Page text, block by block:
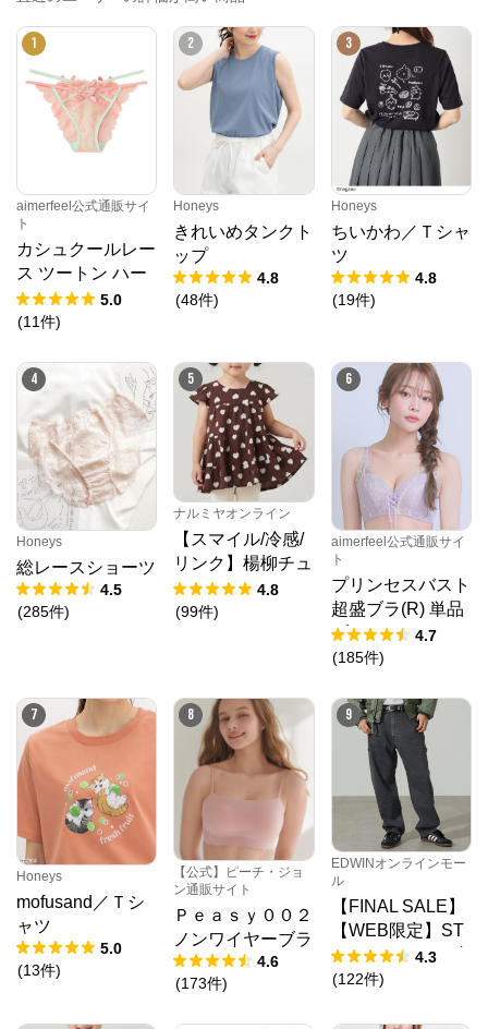
1
aimerfeel公式通販サイ
ト
カシュクールレー
ス ツートン ハー
フバックショーツ
5.0
(11件)
2
Honeys
きれいめタンクト
ップ
4.8
(48件)
3
Honeys
ちいかわ／Ｔシャ
ツ
4.8
(19件)
4
Honeys
総レースショーツ
4.5
(285件)
5
ナルミヤオンライン
【スマイル/冷感/
リンク】楊柳チュ
ニック
4.8
(99件)
6
aimerfeel公式通販サイ
ト
プリンセスバスト
超盛ブラ(R) 単品
ブラジャー4.7
(185件)
7
Honeys
mofusand／Ｔシ
ャツ
5.0
(13件)
8
【公式】ピーチ・ジョ
ン通販サイト
Ｐｅａｓｙ００２
ノンワイヤーブラ
4.6
(173件)
9
EDWINオンラインモー
ル
【FINAL SALE】
【WEB限定】ST
EPMARK ルーズ
ペインターパンツ
4.3
(122件)
PMbox ピーアンドエム公式オンラインストア
公式ECサイト
※外部サイトが開きます
PMbox ピーアンドエム公式オンラインストア
からのコメント
https://onlinestore.pandm.co.jp/shop/